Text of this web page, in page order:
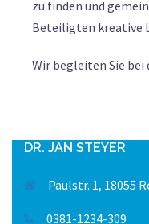
zu finden und
Beteiligten kreative
Wir begleiten Sie bei
DR. JAN STEYER
Paulstr. 1, 18055
0381-1234-309